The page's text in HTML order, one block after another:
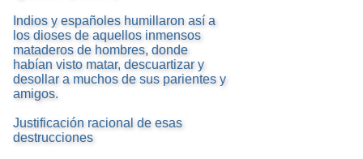
Indios y españoles humillaron así a
los dioses de aquellos inmensos
mataderos de hombres, donde
habían visto matar, descuartizar y
desollar a muchos de sus parientes y
amigos.
Justificación racional de esas
destrucciones